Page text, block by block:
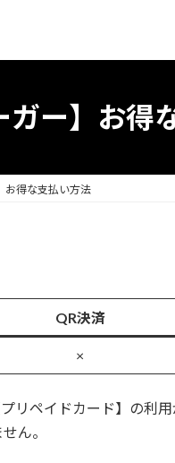
ガー】お得
お得な支払い方法
QR決済
×
リペイドカード】の利用
ん。